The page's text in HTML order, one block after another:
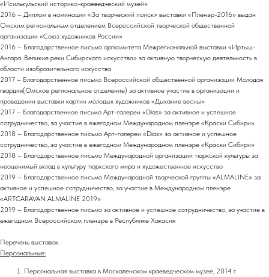
«Исилькульский историко-краеведческий музей»
2016 – Диплом в номинации «За творческий поиск» выставки «Пленэр-2016» выдан
Омским региональным отделением Всероссийской творческой общественной
организации «Союз художников России»
2016 – Благодарственное письмо оргкомитета Межрегиональной выставки «Иртыш-
Ангара. Великие реки Сибирского искусства» за активную творческую деятельность в
области изобразительного искусства
2017 – Благодарственное письмо Всероссийской общественной организации Молодая
гвардия(Омское региональное отделение) за активное участие в организации и
проведении выставки картин молодых художников «Дыхание весны»
2017 – Благодарственное письмо Арт-галереи «Dias» за активное и успешное
сотрудничество, за участие в ежегодном Международном пленэре «Краски Сибири»
2018 – Благодарственное письмо Арт-галереи «Dias» за активное и успешное
сотрудничество, за участие в ежегодном Международном пленэре «Краски Сибири»
2018 – Благодарственное письмо Международной организации тюркской культуры за
неоценимый вклад в культуру тюркского мира и художественное искусство
2019 – Благодарственное письмо Международной творческой группы «ALMALINE» за
активное и успешное сотрудничество, за участие в Международном пленэре
«ARTCARAVAN ALMALINE 2019»
2019 – Благодарственное письмо за активное и успешное сотрудничество, за участие в
ежегодном Всероссийском пленэре в Республике Хакасия
Перечень выставок.
Персональные:
Персональная выставка в Москаленском краеведческом музее, 2014 г.